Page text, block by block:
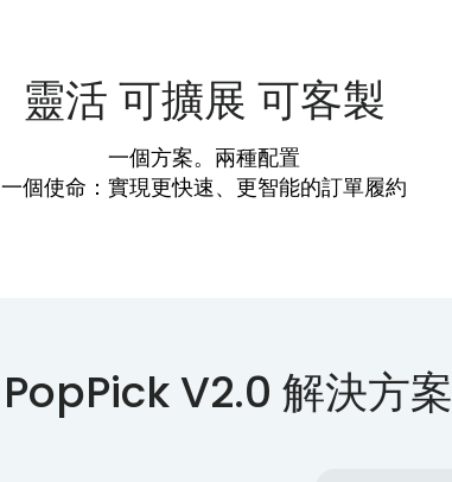
靈活 可擴展 可客製
一個方案。兩種配置
一個使命：實現更快速、更智能的訂單履約
PopPick V2.0 解決方案